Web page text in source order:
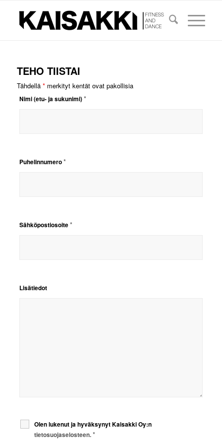
TEHO TIISTAI
Tähdellä *merkityt kentät ovat pakollisia
Nimi (etu- ja sukunimi)*
Puhelinnumero*
Sähköpostiosoite*
Lisätiedot
Olen lukenut ja hyväksynyt Kaisakki Oy:n
tietosuojaselosteen. *